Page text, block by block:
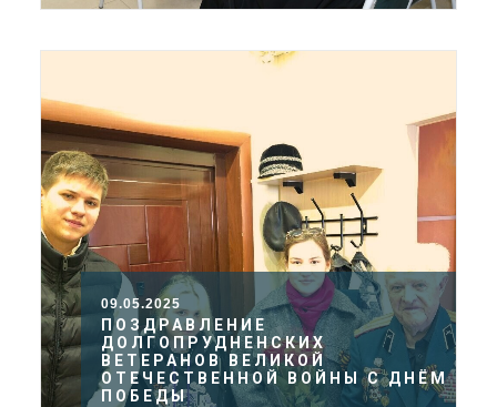
09.05.2025
ПОЗДРАВЛЕНИЕ
ДОЛГОПРУДНЕНСКИХ
ВЕТЕРАНОВ ВЕЛИКОЙ
ОТЕЧЕСТВЕННОЙ ВОЙНЫ С ДНЁМ
ПОБЕДЫ